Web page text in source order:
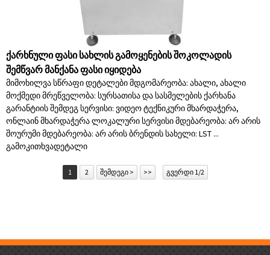
ქარხნული ფასი სახლის გამოყენების შოკოლადის
შემწვარ მანქანა ფასი იყიდება
მიმოხილვა სწრაფი დეტალები მდგომარეობა: ახალი, ახალი
მოქმედი მრეწველობა: სურსათისა და სასმელების ქარხანა
გარანტიის შემდეგ სერვისი: ვიდეო ტექნიკური მხარდაჭერა,
ონლაინ მხარდაჭერა ლოკალური სერვისი მდებარეობა: არ არის
შოურუმი მდებარეობა: არ არის ბრენდის სახელი: LST ...
გამოკითხვადეტალი
1 2 შემდეგი > >> გვერდი 1/2